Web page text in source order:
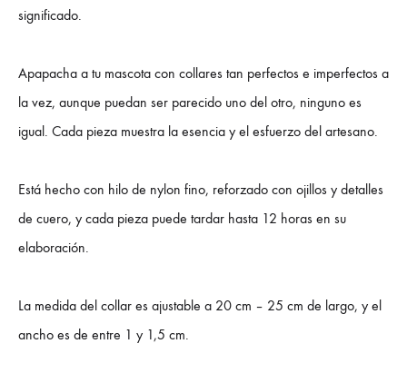
significado.
Apapacha a tu mascota con collares tan perfectos e imperfectos a
la vez, aunque puedan ser parecido uno del otro, ninguno es
igual. Cada pieza muestra la esencia y el esfuerzo del artesano.
Está hecho con hilo de nylon fino, reforzado con ojillos y detalles
de cuero, y cada pieza puede tardar hasta 12 horas en su
elaboración.
La medida del collar es ajustable a 20 cm – 25 cm de largo, y el
ancho es de entre 1 y 1,5 cm.